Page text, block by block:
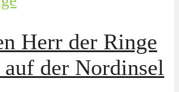
Herr der Ringe
der Nordinsel